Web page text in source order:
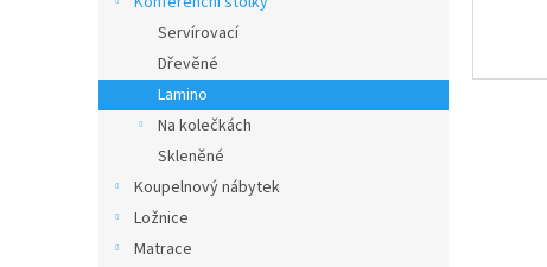
Servírovací
Dřevěné
Lamino
Na kolečkách
Skleněné
Koupelnový nábytek
Ložnice
Matrace